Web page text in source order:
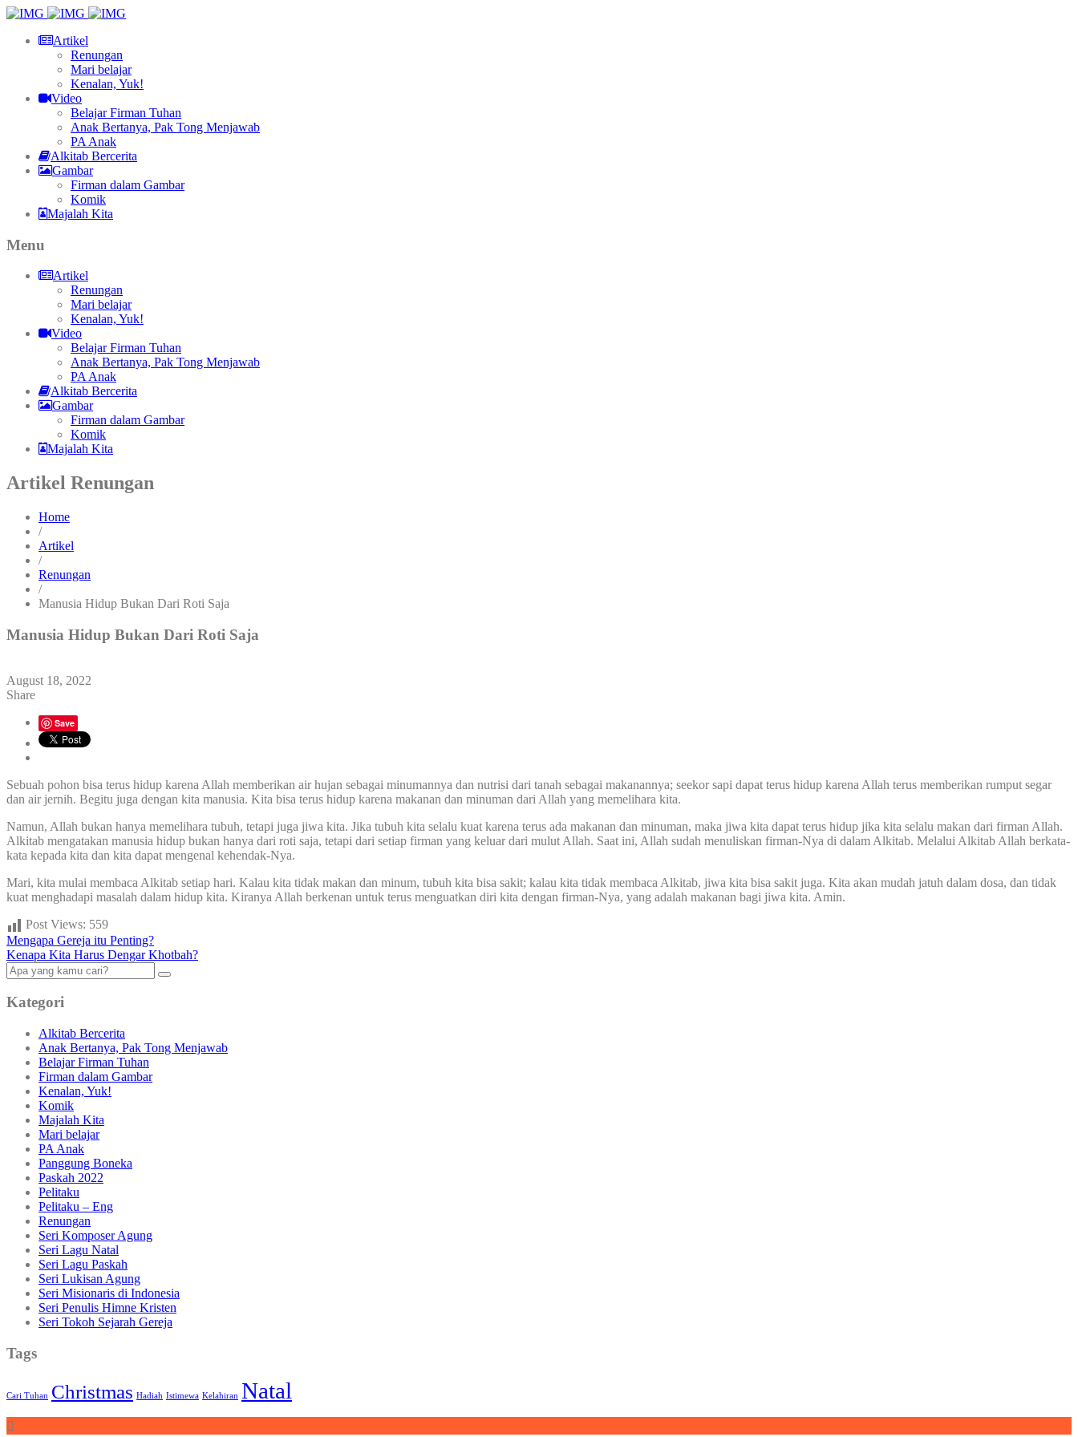
Artikel
Renungan
Mari belajar
Kenalan, Yuk!
Video
Belajar Firman Tuhan
Anak Bertanya, Pak Tong Menjawab
PA Anak
Alkitab Bercerita
Gambar
Firman dalam Gambar
Komik
Majalah Kita
Menu
Artikel
Renungan
Mari belajar
Kenalan, Yuk!
Video
Belajar Firman Tuhan
Anak Bertanya, Pak Tong Menjawab
PA Anak
Alkitab Bercerita
Gambar
Firman dalam Gambar
Komik
Majalah Kita
Artikel Renungan
Home
/
Artikel
/
Renungan
/
Manusia Hidup Bukan Dari Roti Saja
Manusia Hidup Bukan Dari Roti Saja
August 18, 2022
Share
Save
Sebuah pohon bisa terus hidup karena Allah memberikan air hujan sebagai minumannya dan nutrisi dari tanah sebagai makanannya; seekor sapi dapat terus hidup karena Allah terus memberikan rumput segar
dan air jernih. Begitu juga dengan kita manusia. Kita bisa terus hidup karena makanan dan minuman dari Allah yang memelihara kita.
Namun, Allah bukan hanya memelihara tubuh, tetapi juga jiwa kita. Jika tubuh kita selalu kuat karena terus ada makanan dan minuman, maka jiwa kita dapat terus hidup jika kita selalu makan dari firman Allah.
Alkitab mengatakan manusia hidup bukan hanya dari roti saja, tetapi dari setiap firman yang keluar dari mulut Allah. Saat ini, Allah sudah menuliskan firman-Nya di dalam Alkitab. Melalui Alkitab Allah berkata-
kata kepada kita dan kita dapat mengenal kehendak-Nya.
Mari, kita mulai membaca Alkitab setiap hari. Kalau kita tidak makan dan minum, tubuh kita bisa sakit; kalau kita tidak membaca Alkitab, jiwa kita bisa sakit juga. Kita akan mudah jatuh dalam dosa, dan tidak
kuat menghadapi masalah dalam hidup kita. Kiranya Allah berkenan untuk terus menguatkan diri kita dengan firman-Nya, yang adalah makanan bagi jiwa kita. Amin.
Post Views: 559
Mengapa Gereja itu Penting?
Kenapa Kita Harus Dengar Khotbah?
Kategori
Alkitab Bercerita
Anak Bertanya, Pak Tong Menjawab
Belajar Firman Tuhan
Firman dalam Gambar
Kenalan, Yuk!
Komik
Majalah Kita
Mari belajar
PA Anak
Panggung Boneka
Paskah 2022
Pelitaku
Pelitaku – Eng
Renungan
Seri Komposer Agung
Seri Lagu Natal
Seri Lagu Paskah
Seri Lukisan Agung
Seri Misionaris di Indonesia
Seri Penulis Himne Kristen
Seri Tokoh Sejarah Gereja
Tags
Cari Tuhan Christmas Hadiah Istimewa Kelahiran Natal